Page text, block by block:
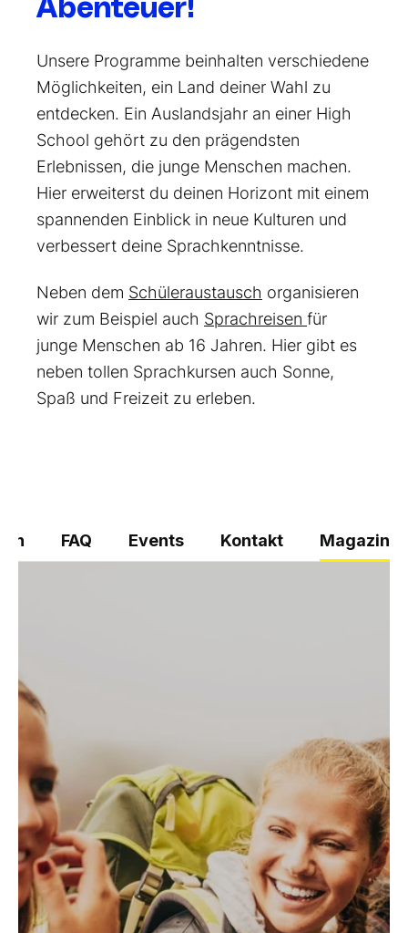
Abenteuer!
Unsere Programme beinhalten verschiedene
Möglichkeiten, ein Land deiner Wahl zu
entdecken. Ein Auslandsjahr an einer High
School gehört zu den prägendsten
Erlebnissen, die junge Menschen machen.
Hier erweiterst du deinen Horizont mit einem
spannenden Einblick in neue Kulturen und
verbessert deine Sprachkenntnisse.
Neben dem Schüleraustausch organisieren
wir zum Beispiel auch Sprachreisen für
junge Menschen ab 16 Jahren. Hier gibt es
neben tollen Sprachkursen auch Sonne,
Spaß und Freizeit zu erleben.
FAQ Events Kontakt Magazin